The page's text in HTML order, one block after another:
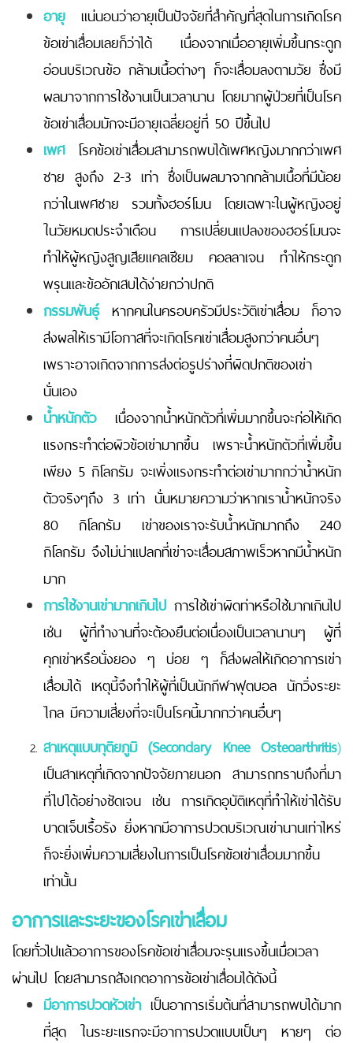
อายุ แน่นอนว่าอายุเป็นปัจจัยที่สำคัญที่สุดในการเกิดโรค
ข้อเข่าเสื่อมเลยก็ว่าได้ เนื่องจากเมื่ออายุเพิ่มขึ้นกระดูก
อ่อนบริเวณข้อ กล้ามเนื้อต่างๆ ก็จะเสื่อมลงตามวัย ซึ่งมี
ผลมาจากการใช้งานเป็นเวลานาน โดยมากผู้ป่วยที่เป็นโรค
ข้อเข่าเสื่อมมักจะมีอายุเฉลี่ยอยู่ที่ 50 ปีขึ้นไป
เพศ โรคข้อเข่าเสื่อมสามารถพบได้เพศหญิงมากกว่าเพศ
ชาย สูงถึง 2-3 เท่า ซึ่งเป็นผลมาจากกล้ามเนื้อที่มีน้อย
กว่าในเพศชาย รวมทั้งฮอร์โมน โดยเฉพาะในผู้หญิงอยู่
ในวัยหมดประจำเดือน การเปลี่ยนแปลงของฮอร์โมนจะ
ทำให้ผู้หญิงสูญเสียแคลเซียม คอลลาเจน ทำให้กระดูก
พรุนและข้ออักเสบได้ง่ายกว่าปกติ
กรรมพันธุ์ หากคนในครอบครัวมีประวัติเข่าเสื่อม ก็อาจ
ส่งผลให้เรามีโอกาสที่จะเกิดโรคเข่าเสื่อมสูงกว่าคนอื่นๆ
เพราะอาจเกิดจากการส่งต่อรูปร่างที่ผิดปกติของเข่า
นั่นเอง
น้ำหนักตัว เนื่องจากน้ำหนักตัวที่เพิ่มมากขึ้นจะก่อให้เกิด
แรงกระทำต่อผิวข้อเข่ามากขึ้น เพราะน้ำหนักตัวที่เพิ่มขึ้น
เพียง 5 กิโลกรัม จะเพิ่งแรงกระทำต่อเข่ามากกว่าน้ำหนัก
ตัวจริงๆถึง 3 เท่า นั่นหมายความว่าหากเราน้ำหนักจริง
80 กิโลกรัม เข่าของเราจะรับน้ำหนักมากถึง 240
กิโลกรัม จึงไม่น่าแปลกที่เข่าจะเสื่อมสภาพเร็วหากมีน้ำหนัก
มาก
การใช้งานเข่ามากเกินไป การใช้เข่าผิดท่าหรือใช้มากเกินไป
เช่น ผู้ที่ทำงานที่จะต้องยืนต่อเนื่องเป็นเวลานานๆ ผู้ที่
คุกเข่าหรือนั่งยอง ๆ บ่อย ๆ ก็ส่งผลให้เกิดอาการเข่า
เสื่อมได้ เหตุนี้จึงทำให้ผู้ที่เป็นนักกีฬาฟุตบอล นักวิ่งระยะ
ไกล มีความเสี่ยงที่จะเป็นโรคนี้มากกว่าคนอื่นๆ
สาเหตุแบบทุติยภูมิ (Secondary Knee Osteoarthritis)
เป็นสาเหตุที่เกิดจากปัจจัยภายนอก สามารถทราบถึงที่มา
ที่ไปได้อย่างชัดเจน เช่น การเกิดอุบัติเหตุที่ทำให้เข่าได้รับ
บาดเจ็บเรื้อรัง ยิ่งหากมีอาการปวดบริเวณเข่านานเท่าไหร่
ก็จะยิ่งเพิ่มความเสี่ยงในการเป็นโรคข้อเข่าเสื่อมมากขึ้น
เท่านั้น
อาการและระยะของโรคเข่าเสื่อม
โดยทั่วไปแล้วอาการของโรคข้อเข่าเสื่อมจะรุนแรงขึ้นเมื่อเวลา
ผ่านไป โดยสามารถสังเกตอาการข้อเข่าเสื่อมได้ดังนี้
มีอาการปวดหัวเข่า เป็นอาการเริ่มต้นที่สามารถพบได้มาก
ที่สุด ในระยะแรกจะมีอาการปวดแบบเป็นๆ หายๆ ต่อ